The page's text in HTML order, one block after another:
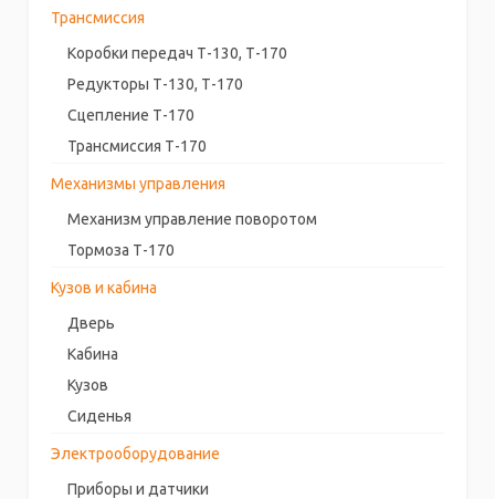
Трансмиссия
Коробки передач Т-130, Т-170
Редукторы Т-130, Т-170
Сцепление Т-170
Трансмиссия Т-170
Механизмы управления
Механизм управление поворотом
Тормоза Т-170
Кузов и кабина
Дверь
Кабина
Кузов
Сиденья
Электрооборудование
Приборы и датчики